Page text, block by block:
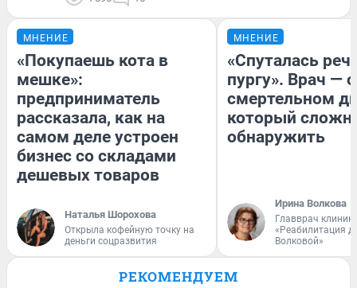
МНЕНИЕ
«Покупаешь кота в
мешке»:
предприниматель
рассказала, как на
самом деле устроен
бизнес со складами
дешевых товаров
Наталья Шорохова
Открыла кофейную точку на
деньги соцразвития
МНЕНИЕ
«Спуталась
пургу». Врач — о
смертельном
который
обнаружить
Ирина Волкова
Главврач
«Реабилитация
Волковой»
РЕКОМЕНДУЕМ